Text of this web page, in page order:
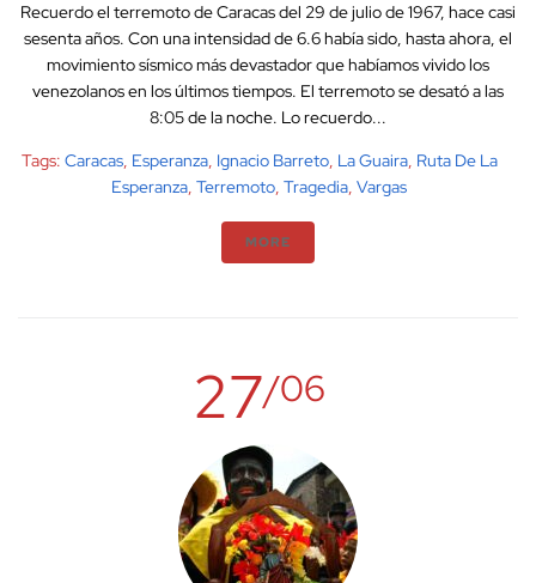
Recuerdo el terremoto de Caracas del 29 de julio de 1967, hace casi
sesenta años. Con una intensidad de 6.6 había sido, hasta ahora, el
movimiento sísmico más devastador que habíamos vivido los
venezolanos en los últimos tiempos. El terremoto se desató a las
8:05 de la noche. Lo recuerdo...
Tags: Caracas, Esperanza, Ignacio Barreto, La Guaira, Ruta De La
Esperanza, Terremoto, Tragedia, Vargas
MORE
27/06